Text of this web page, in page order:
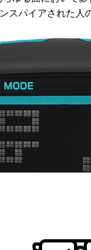
スパイアされた人